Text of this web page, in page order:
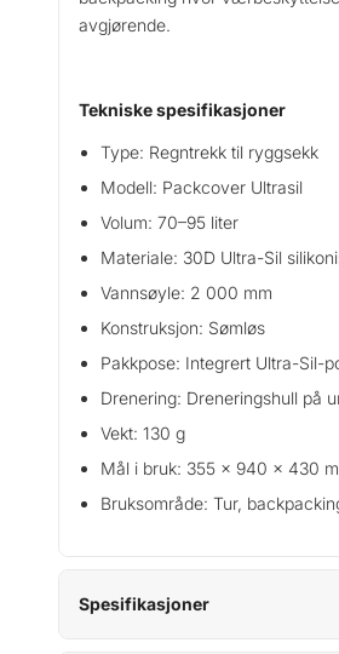
avgjørende.
Tekniske spesifikasjoner
Type: Regntrekk til ryggsekk
Modell: Packcover Ultrasil
Volum: 70–95 liter
Materiale: 30D Ultra-Sil
Vannsøyle: 2 000 mm
Konstruksjon: Sømløs
Pakkpose: Integrert Ultra-Sil-
Drenering: Dreneringshull på
Vekt: 130 g
Mål i bruk: 355 × 940 × 430
Bruksområde: Tur,
Spesifikasjoner